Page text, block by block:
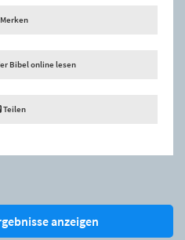
Bibel online lesen
Teilen
anzeigen